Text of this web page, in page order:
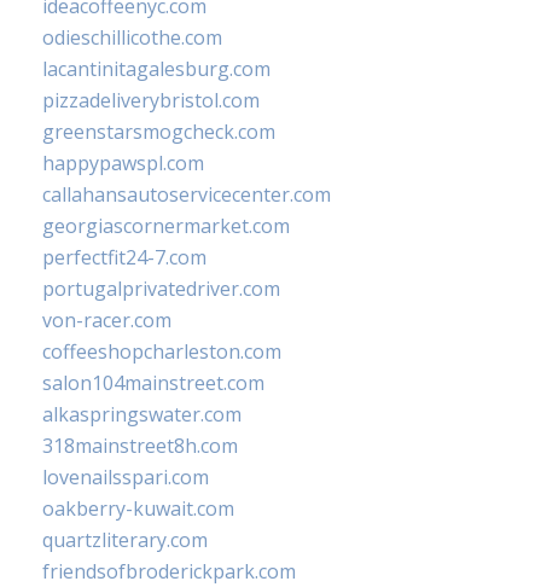
ideacoffeenyc.com
odieschillicothe.com
lacantinitagalesburg.com
pizzadeliverybristol.com
greenstarsmogcheck.com
happypawspl.com
callahansautoservicecenter.com
georgiascornermarket.com
perfectfit24-7.com
portugalprivatedriver.com
von-racer.com
coffeeshopcharleston.com
salon104mainstreet.com
alkaspringswater.com
318mainstreet8h.com
lovenailsspari.com
oakberry-kuwait.com
quartzliterary.com
friendsofbroderickpark.com